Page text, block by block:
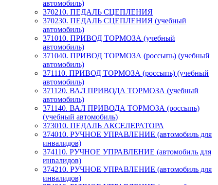
автомобиль)
370210. ПЕДАЛЬ СЦЕПЛЕНИЯ
370230. ПЕДАЛЬ СЦЕПЛЕНИЯ (учебный
автомобиль)
371010. ПРИВОД ТОРМОЗА (учебный
автомобиль)
371040. ПРИВОД ТОРМОЗА (россыпь) (учебный
автомобиль)
371110. ПРИВОД ТОРМОЗА (россыпь) (учебный
автомобиль)
371120. ВАЛ ПРИВОДА ТОРМОЗА (учебный
автомобиль)
371140. ВАЛ ПРИВОДА ТОРМОЗА (россыпь)
(учебный автомобиль)
373010. ПЕДАЛЬ АКСЕЛЕРАТОРА
374010. РУЧНОЕ УПРАВЛЕНИЕ (автомобиль для
инвалидов)
374110. РУЧНОЕ УПРАВЛЕНИЕ (автомобиль для
инвалидов)
374210. РУЧНОЕ УПРАВЛЕНИЕ (автомобиль для
инвалидов)